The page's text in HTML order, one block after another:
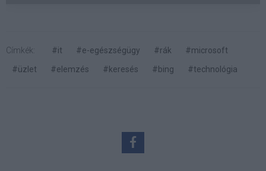
Címkék: #it #e-egészségügy #rák
#microsoft
#üzlet
#elemzés #keresés #bing #technológia